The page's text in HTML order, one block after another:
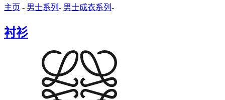
主页 - 男士系列 - 男士成衣系列 -
衬衫